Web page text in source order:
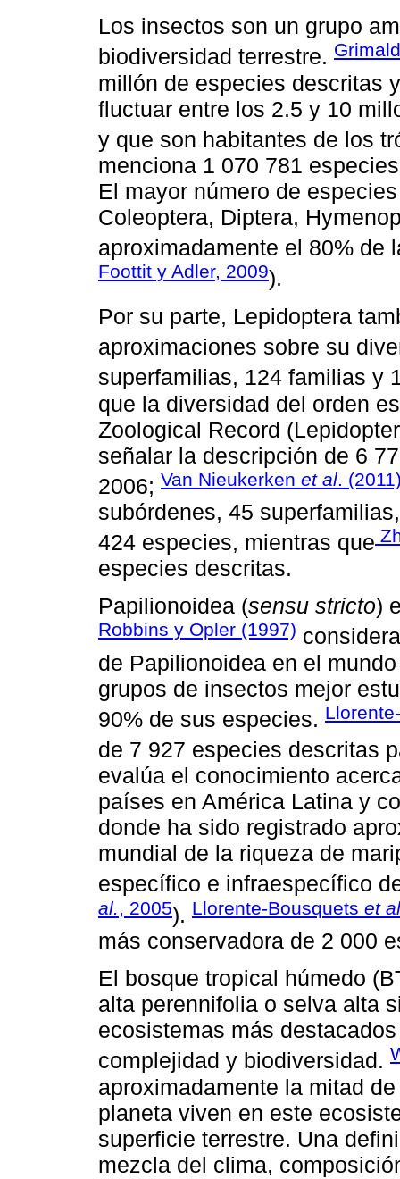
Los insectos son un grupo
biodiversidad terrestre.
millón de especies descritas
fluctuar entre los 2.5 y 10
y que son habitantes de los
menciona 1 070 781
El mayor número de
Coleoptera, Diptera,
aproximadamente el 80% de
Foottit y Adler, 2009).
Por su parte, Lepidoptera
aproximaciones sobre su
superfamilias, 124 familias y
que la diversidad del orden
Zoological Record
señalar la descripción de 6
2006; Van Nieukerken et al.
subórdenes, 45
424 especies, mientras que
especies descritas.
Papilionoidea (sensu stricto)
Robbins y Opler (1997)
de Papilionoidea en el
grupos de insectos mejor
90% de sus especies.
de 7 927 especies descritas
evalúa el conocimiento
países en América Latina y
donde ha sido registrado
mundial de la riqueza de
específico e infraespecífico
al., 2005). Llorente-Bousquets et al
más conservadora de 2 000
El bosque tropical húmedo
alta perennifolia o selva alta
ecosistemas más
complejidad y biodiversidad.
aproximadamente la mitad
planeta viven en este
superficie terrestre. Una
mezcla del clima,